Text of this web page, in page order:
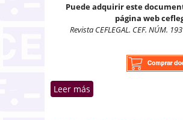
Puede adquirir este
página web
Revista CEFLEGAL. CEF. NÚM.
Leer más